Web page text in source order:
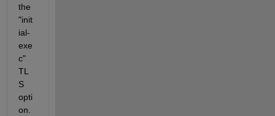
the
"init
ial-
exe
c"
TL
S
opti
on.